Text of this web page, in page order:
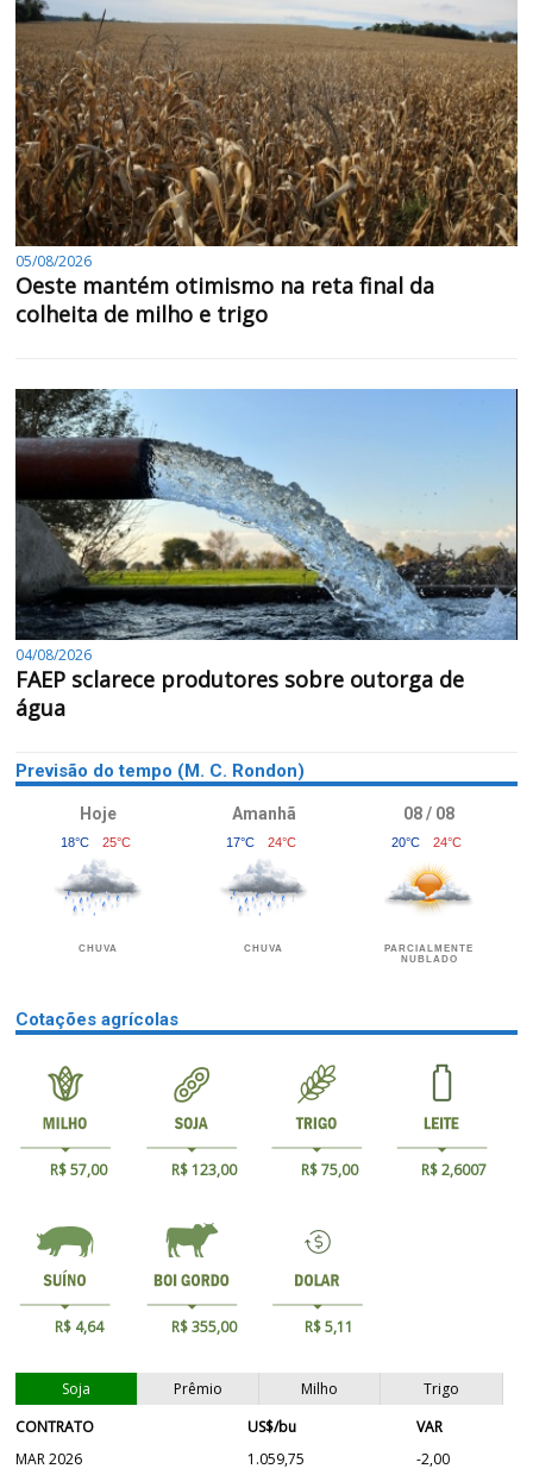
05/08/2026
Oeste mantém otimismo na reta final da
colheita de milho e trigo
04/08/2026
FAEP sclarece produtores sobre outorga de
água
Previsão do tempo (M. C. Rondon)
Hoje
18°C 25°C
CHUVA
Amanhã
17°C 24°C
CHUVA
08 / 08
20°C 24°C
PARCIALMENTE
NUBLADO
Cotações agrícolas
R$ 57,00 R$ 123,00 R$ 75,00 R$ 2,6007
R$ 4,64 R$ 355,00 R$ 5,11
Soja Prêmio Milho
Trigo
CONTRATO
US$/bu
VAR
MAR 2026
1.059,75 -2,00